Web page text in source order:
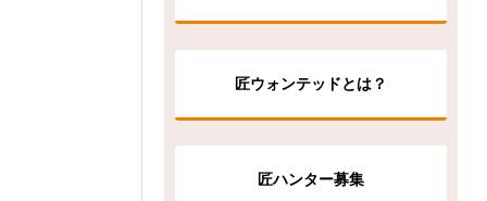
匠ウォンテッドとは？
匠ハンター募集